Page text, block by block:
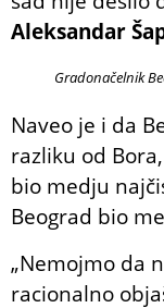
Aleksandar
Gradonačelnik
Naveo je i da
razliku od
bio medju
Beograd bio
„Nemojmo da
racionalno